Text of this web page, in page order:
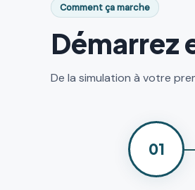
Comment ça marche
Démarrez
De la simulation à votre
01